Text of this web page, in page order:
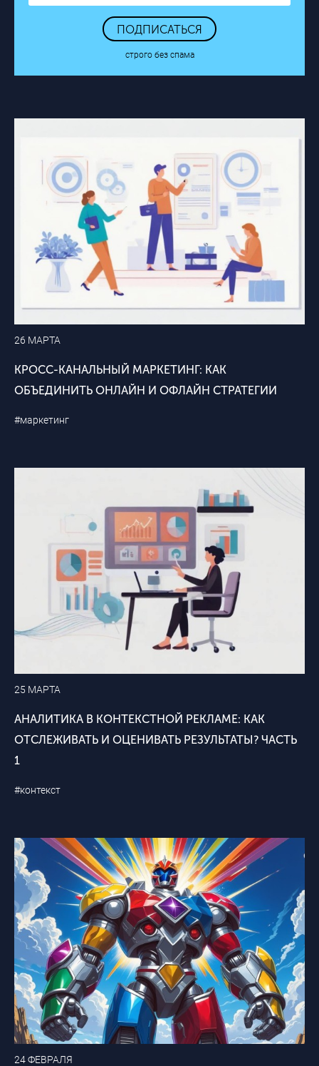
ПОДПИСАТЬСЯ
строго без спама
26 МАРТА
КРОСС-КАНАЛЬНЫЙ МАРКЕТИНГ: КАК
ОБЪЕДИНИТЬ ОНЛАЙН И ОФЛАЙН СТРАТЕГИИ
#маркетинг
25 МАРТА
АНАЛИТИКА В КОНТЕКСТНОЙ РЕКЛАМЕ: КАК
ОТСЛЕЖИВАТЬ И ОЦЕНИВАТЬ РЕЗУЛЬТАТЫ? ЧАСТЬ
1
#контекст
24 ФЕВРАЛЯ